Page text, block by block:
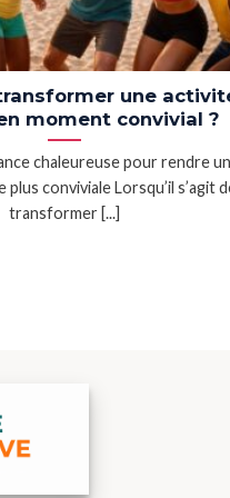
une
moment convivial ?
chaleureuse pour rendre
conviviale Lorsqu’il s’agit
transformer [...]